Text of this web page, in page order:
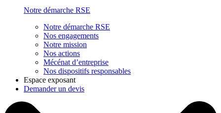
Notre démarche RSE
Notre démarche RSE
Nos engagements
Notre mission
Nos actions
Mécénat d’entreprise
Nos dispositifs responsables
Espace exposant
Demander un devis